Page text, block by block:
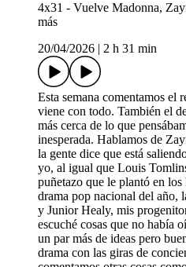
4x31 - Vuelve Madonna,
más
20/04/2026
2 h 31 min
Esta semana comentamos el
viene con todo. También el
más cerca de lo que
inesperada. Hablamos de
la gente dice que está
yo, al igual que Louis
puñetazo que le plantó en
drama pop nacional del año,
y Junior Healy, mis
escuché cosas que no había
un par más de ideas pero
drama con las giras de